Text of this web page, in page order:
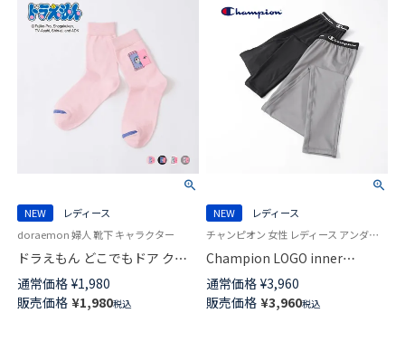
NEW
レディース
doraemon 婦人 靴下 キャラクター
ドラえもん どこでもドア クル
ー丈 カジュアル ソックス レデ
ィース 03297123
通常価格 ¥1,980
販売価格 ¥1,980税込
NEW
レディース
チャンピオン 女性 レディース アンダーウェア ブランド
Champion LOGO inner
leggings 抗菌防臭 吸水速乾 レ
ギンス ウィメンズ 95451005
通常価格 ¥3,960
販売価格 ¥3,960税込